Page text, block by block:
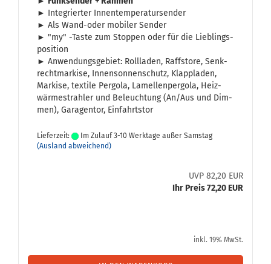
► In­te­grier­ter In­nen­tem­pe­ra­tur­sen­der
► Als Wand-​oder mo­bi­ler Sen­der
► "my" -​Taste zum Stop­pen oder für die Lieb­lings­
po­si­ti­on
► An­wen­dungs­ge­biet: Roll­la­den, Raffsto­re, Senk­
recht­mar­ki­se, In­nen­son­nen­schutz, Klapp­la­den,
Mar­ki­se, tex­ti­le Per­go­la, La­mel­len­per­go­la, Heiz­
wär­me­strah­ler und Be­leuch­tung (An/Aus und Dim­
men), Ga­ra­gen­tor, Ein­fahrts­tor
Lieferzeit:
Im Zulauf 3-10 Werktage außer Samstag
(Ausland abweichend)
UVP 82,20 EUR
Ihr Preis 72,20 EUR
inkl. 19% MwSt.